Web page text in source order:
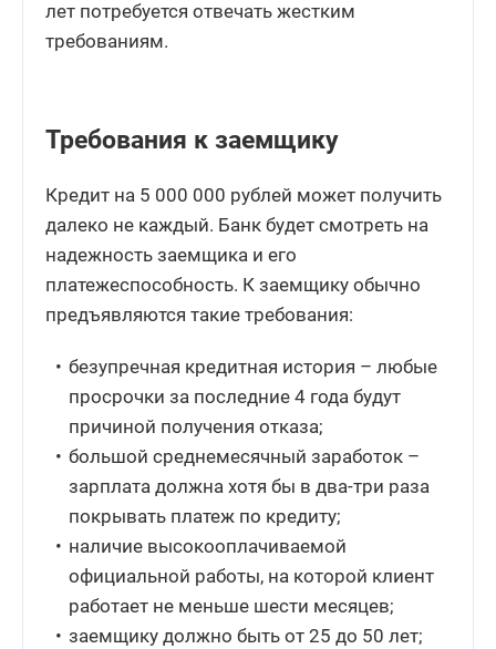
лет потребуется отвечать жестким
требованиям.
Требования к заемщику
Кредит на 5 000 000 рублей может получить
далеко не каждый. Банк будет смотреть на
надежность заемщика и его
платежеспособность. К заемщику обычно
предъявляются такие требования:
безупречная кредитная история – любые
просрочки за последние 4 года будут
причиной получения отказа;
большой среднемесячный заработок –
зарплата должна хотя бы в два-три раза
покрывать платеж по кредиту;
наличие высокооплачиваемой
официальной работы, на которой клиент
работает не меньше шести месяцев;
заемщику должно быть от 25 до 50 лет;